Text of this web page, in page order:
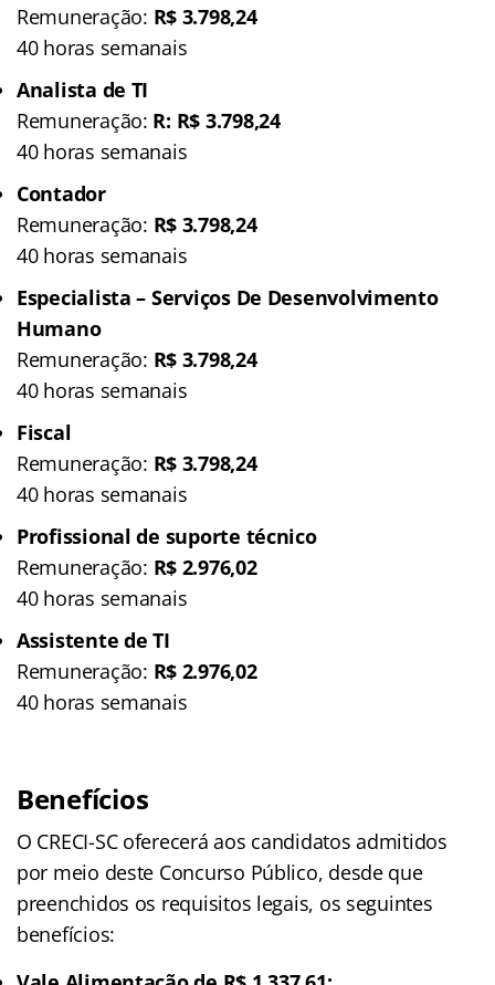
Remuneração: R$ 3.798,24
40 horas semanais
Analista de TI
Remuneração: R: R$ 3.798,24
40 horas semanais
Contador
Remuneração: R$ 3.798,24
40 horas semanais
Especialista – Serviços De Desenvolvimento
Humano
Remuneração: R$ 3.798,24
40 horas semanais
Fiscal
Remuneração: R$ 3.798,24
40 horas semanais
Profissional de suporte técnico
Remuneração: R$ 2.976,02
40 horas semanais
Assistente de TI
Remuneração: R$ 2.976,02
40 horas semanais
Benefícios
O CRECI-SC oferecerá aos candidatos admitidos
por meio deste Concurso Público, desde que
preenchidos os requisitos legais, os seguintes
benefícios: